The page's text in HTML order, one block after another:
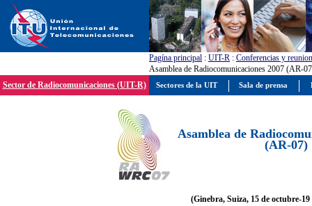
Pagína principal : UIT-R : Conferencias y
Asamblea de Radiocomunicaciones 2007 (AR-
Sector de Radiocomunicaciones (UIT-R)
Asamblea de
(AR-07)
(Ginebra, Suiza, 15 de octubre-19
Sectores de la UIT Sala de prensa